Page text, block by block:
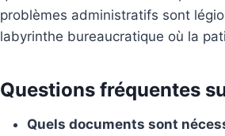
problèmes administratifs sont
labyrinthe bureaucratique où la
Questions fréquentes
Quels documents sont